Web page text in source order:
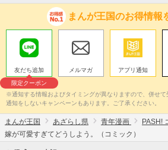
まんが王国のお得情報
友だち追加
限定クーポン
メルマガ アプリ通知
※通知する情報およびタイミングが異なりますので、併せ
通知をしないキャンペーンもあります。ご了承ください。
まんが王国 あざらし県 青年漫画 PASH!
嫁が可愛すぎてどうしよう。（コミック）